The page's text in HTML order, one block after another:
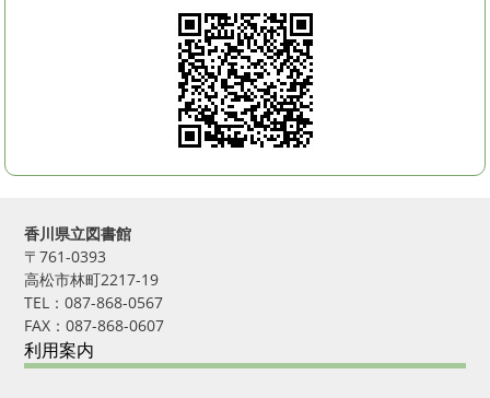
香川県立図書館
〒761-0393
高松市林町2217-19
TEL：087-868-0567
FAX：087-868-0607
利用案内